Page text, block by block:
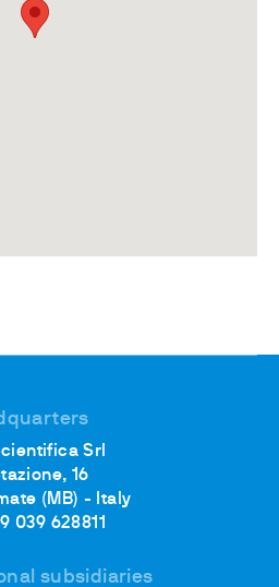
Srl
16
(MB) - Italy
039 628811
subsidiaries